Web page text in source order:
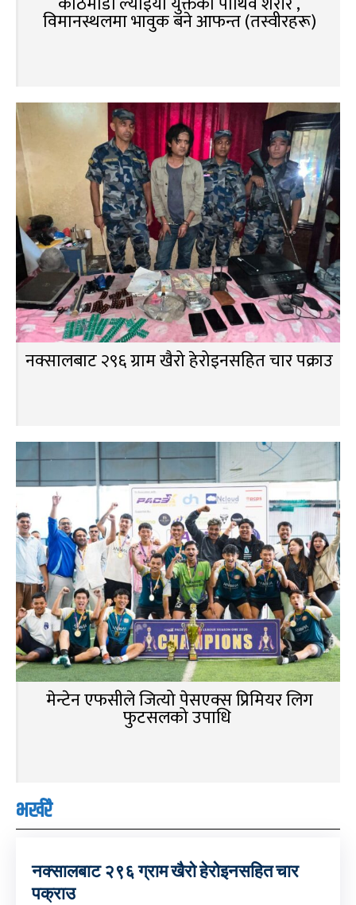
विमानस्थलमा भावुक बने आफन्त (तस्वीरहरू)
नक्सालबाट २९६ ग्राम खैरो हेरोइनसहित चार पक्राउ
मेन्टेन एफसीले जित्यो पेसएक्स प्रिमियर लिग
फुटसलको उपाधि
भर्खरै
नक्सालबाट २९६ ग्राम खैरो हेरोइनसहित चार
पक्राउ